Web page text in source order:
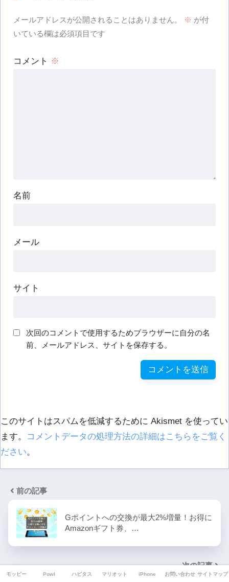
メールアドレスが公開されることはありません。 ※ が付
いている欄は必須項目です
コメント ※
名前
メール
サイト
次回のコメントで使用するためブラウザーに自分の名
前、メールアドレス、サイトを保存する。
このサイトはスパムを低減するために Akismet を使ってい
ます。
コメントデータの処理方法の詳細はこちらをご覧く
ださい。
前の記事
Gポイントへの交換が最大2%増量！お得に
Amazonギフト券、…
次の記事
モッピー Powl ハピタス マリオット iPhone お問い合わせ サイトマップ